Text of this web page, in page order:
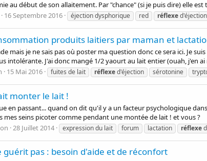
au début de son allaitement. Par "chance" (si je puis dire) elle est
16 Septembre 2016 éjection dysphorique red réflexed'éjection
produits laitiers par maman et
mais je ne sais pas où poster ma question donc ce sera ici. Je
intolérante. J'ai donc mangé 1/2 yaourt au lait entier (ouah, j'en
15 Mai 2016 fuites de lait réflexed'éjection sérotonine
monter le lait !
en passant... quand on dit qu'il y a un facteur psychologique
mes seins picoter comme pendant une montée de lait ! et vous ?
28 Juillet 2014 expression du lait forum lactation réflexe
guérit pas : besoin d'aide et de réconfort